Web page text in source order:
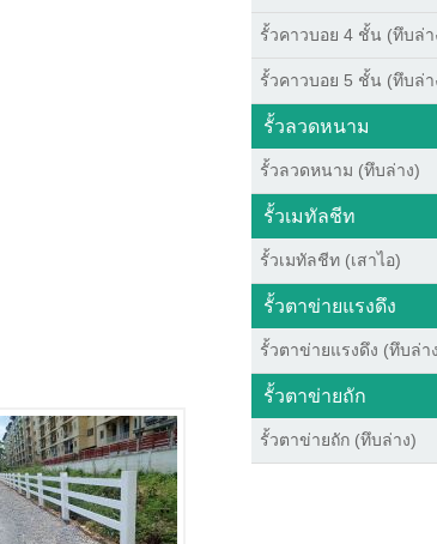
รั้วคาวบอย 4 ชั้น (ทึบล่า
รั้วคาวบอย 5 ชั้น (ทึบล่า
รั้วลวดหนาม
รั้วลวดหนาม (ทึบล่าง)
รั้วเมทัลชีท
รั้วเมทัลชีท (เสาไอ)
รั้วตาข่ายแรงดึง
รั้วตาข่ายแรงดึง (ทึบล่า
รั้วตาข่ายถัก
รั้วตาข่ายถัก (ทึบล่าง)